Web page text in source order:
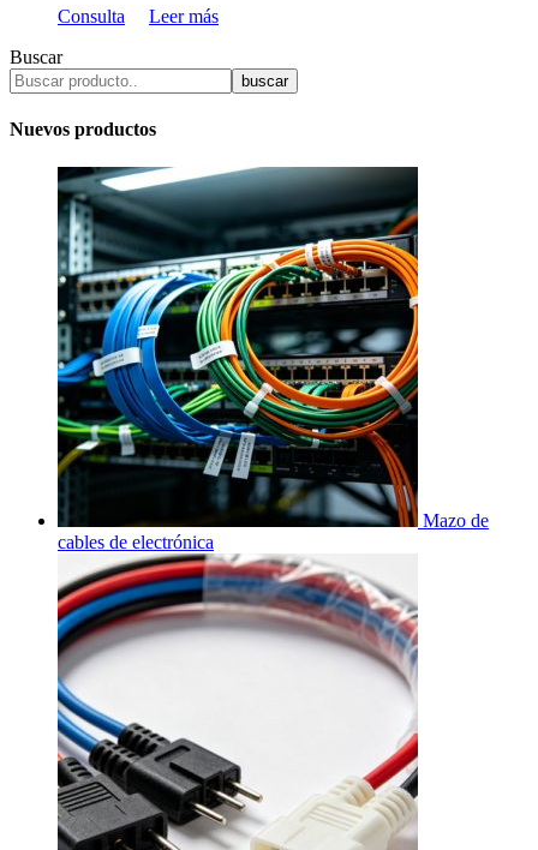
Consulta
Leer más
Buscar
buscar
Nuevos productos
Mazo de
cables de electrónica